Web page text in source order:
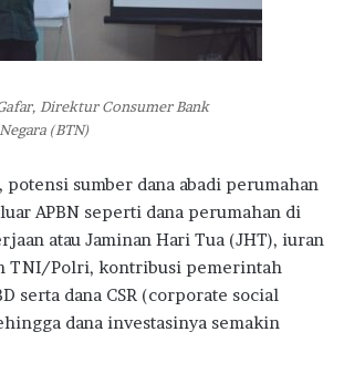
Direktur Consumer Bank
(BTN)
potensi sumber dana abadi perumahan
APBN seperti dana perumahan di
atau Jaminan Hari Tua (JHT), iuran
TNI/Polri, kontribusi pemerintah
serta dana CSR (corporate social
dana investasinya semakin